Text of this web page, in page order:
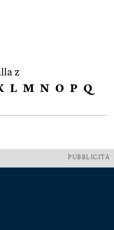
z
L M N O P Q
PUBBLICITÀ